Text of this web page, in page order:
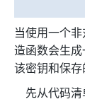
当使用一个
造函数会生成
该密钥和保存
先从代码清